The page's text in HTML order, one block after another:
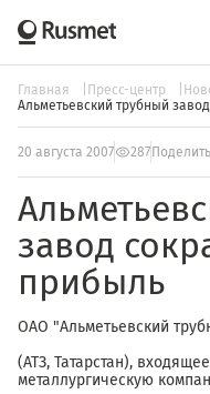
Главная Пресс-центр
Альметьевский трубный
20 августа 2007 287
завод
прибыль
ОАО "Альметьевский
(АТЗ, Татарстан),
металлургическую